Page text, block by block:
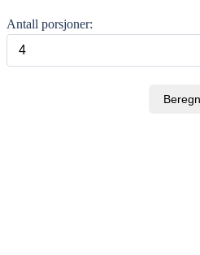
Antall porsjoner:
Beregn